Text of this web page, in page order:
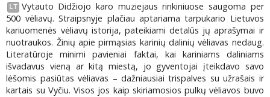
LT Vytauto Didžiojo karo muziejaus rinkiniuose saugoma per
500 vėliavų. Straipsnyje plačiau aptariama tarpukario Lietuvos
kariuomenės vėliavų istorija, pateikiami detalūs jų aprašymai ir
nuotraukos. Žinių apie pirmąsias karinių dalinių vėliavas nedaug.
Literatūroje minimi pavieniai faktai, kai kariniams daliniams
išvadavus vieną ar kitą miestą, jo gyventojai įteikdavo savo
lėšomis pasiūtas vėliavas – dažniausiai trispalves su užrašais ir
kartais su Vyčiu. Visos jos kaip skiriamosios pulkų vėliavos buvo